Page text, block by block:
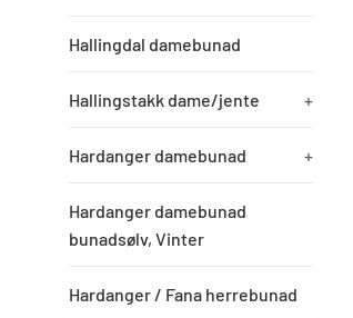
Hallingdal damebunad
Hallingstakk dame/jente +
Hardanger damebunad +
Hardanger damebunad
bunadsølv, Vinter
Hardanger / Fana herrebunad